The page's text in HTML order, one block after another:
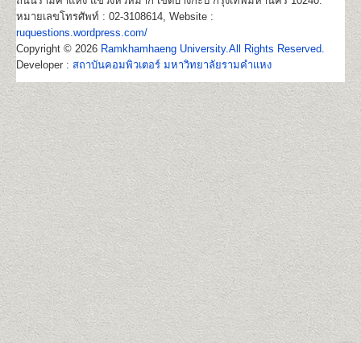
หมายเลขโทรศัพท์ : 02-3108614, Website :
ruquestions.wordpress.com/
Copyright © 2026 Ramkhamhaeng University.All Rights Reserved.
Developer : สถาบันคอมพิวเตอร์ มหาวิทยาลัยรามคำแหง